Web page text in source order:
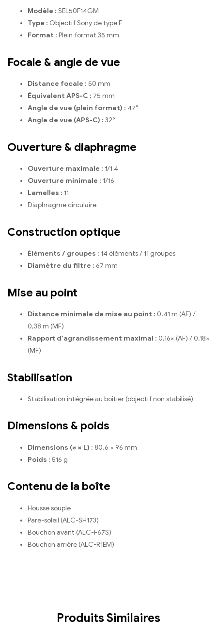
Modèle : SEL50F14GM
Type : Objectif Sony de type E
Format : Plein format 35 mm
Focale & angle de vue
Distance focale : 50 mm
Équivalent APS-C : 75 mm
Angle de vue (plein format) : 47°
Angle de vue (APS-C) : 32°
Ouverture & diaphragme
Ouverture maximale : f/1.4
Ouverture minimale : f/16
Lamelles : 11
Diaphragme circulaire
Construction optique
Éléments / groupes : 14 éléments / 11 groupes
Diamètre du filtre : 67 mm
Mise au point
Distance minimale de mise au point : 0,41 m (AF) /
0,38 m (MF)
Rapport d’agrandissement maximal : 0,16× (AF) / 0,18×
(MF)
Stabilisation
Stabilisation intégrée au boîtier (objectif non stabilisé)
Dimensions & poids
Dimensions (⌀ × L) : 80,6 × 96 mm
Poids : 516 g
Contenu de la boîte
Housse souple
Pare-soleil (ALC-SH173)
Bouchon avant (ALC-F67S)
Bouchon arrière (ALC-R1EM)
Produits Similaires